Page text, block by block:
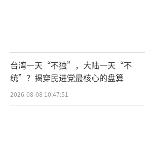
台湾一天“不独”，大陆一天“不
统”？揭穿民进党最核心的盘算
2026-08-08 10:47:51